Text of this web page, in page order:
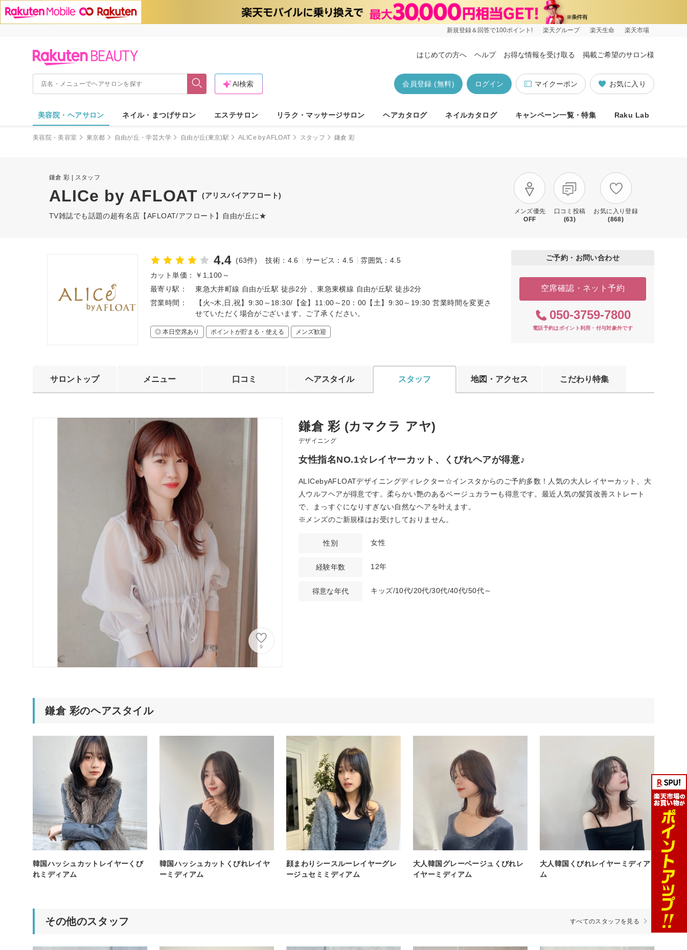
新規登録＆回答で100ポイント! 楽天グループ 楽天生命 楽天市場
はじめての方へ ヘルプ お得な情報を受け取る 掲載ご希望のサロン様
お気に入り
マイクーポン
ログイン
会員登録 (無料)
AI検索
美容院・ヘアサロン ネイル・まつげサロン エステサロン リラク・マッサージサロン ヘアカタログ ネイルカタログ キャンペーン一覧・特集 Raku Lab
美容院・美容室 東京都 自由が丘・学芸大学 自由が丘(東京)駅 ALICe by AFLOAT スタッフ 鎌倉 彩
鎌倉 彩 | スタッフ
ALICe by AFLOAT (アリスバイアフロート)
TV雑誌でも話題の超有名店【AFLOAT/アフロート】自由が丘に★
メンズ優先
OFF
口コミ投稿
(63)
お気に入り登録
(868)
4.4 (63件) 技術：4.6 サービス：4.5
雰囲気：4.5
カット単価：
￥1,100～
最寄り駅：
東急大井町線 自由が丘駅 徒歩2分 、東急東横線 自由が丘駅 徒歩2分
営業時間：
【火~木,日,祝】9:30～18:30/【金】11:00～20：00【土】9:30～19:30 営業時間を変更さ
せていただく場合がございます。ご了承ください。
◎ 本日空席あり ポイントが貯まる・使える メンズ歓迎
ご予約・お問い合わせ
空席確認・ネット予約
050-3759-7800
電話予約はポイント利用・付与対象外です
サロントップ メニュー 口コミ ヘアスタイル スタッフ 地図・アクセス こだわり特集
9
鎌倉 彩 (カマクラ アヤ)
デザイニング
女性指名NO.1☆レイヤーカット、くびれヘアが得意♪
ALICebyAFLOATデザイニングディレクター☆インスタからのご予約多数！人気の大人レイヤーカット、大
人ウルフヘアが得意です。柔らかい艶のあるベージュカラーも得意です。最近人気の髪質改善ストレート
で、まっすぐになりすぎない自然なヘアを叶えます。
※メンズのご新規様はお受けしておりません。
性別 女性
経験年数 12年
得意な年代 キッズ/10代/20代/30代/40代/50代～
鎌倉 彩のヘアスタイル
韓国ハッシュカットレイヤーくび
れミディアム
韓国ハッシュカットくびれレイヤ
ーミディアム
顔まわりシースルーレイヤーグレ
ージュセミミディアム
大人韓国グレーベージュくびれレ
イヤーミディアム
大人韓国くびれレイヤーミディア
ム
その他のスタッフ すべてのスタッフを見る